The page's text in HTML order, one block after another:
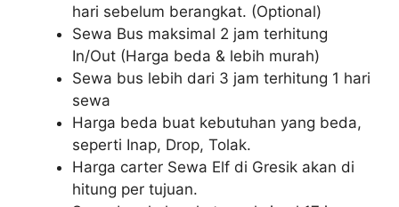
hari sebelum berangkat. (Optional)
Sewa Bus maksimal 2 jam terhitung
In/Out (Harga beda & lebih murah)
Sewa bus lebih dari 3 jam terhitung 1 hari
sewa
Harga beda buat kebutuhan yang beda,
seperti Inap, Drop, Tolak.
Harga carter Sewa Elf di Gresik akan di
hitung per tujuan.